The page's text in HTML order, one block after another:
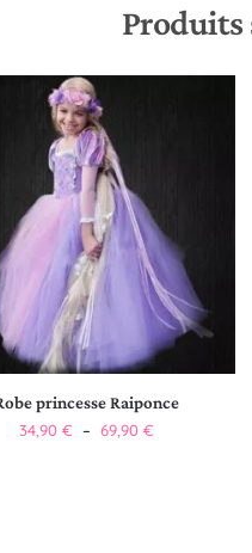
princesse Raiponce
34,90 € – 69,90 €